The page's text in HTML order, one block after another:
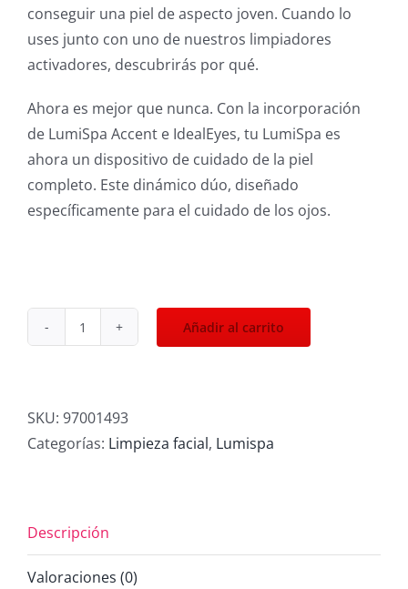
conseguir una piel de aspecto joven. Cuando lo
uses junto con uno de nuestros limpiadores
activadores, descubrirás por qué.
Ahora es mejor que nunca. Con la incorporación
de LumiSpa Accent e IdealEyes, tu LumiSpa es
ahora un dispositivo de cuidado de la piel
completo. Este dinámico dúo, diseñado
específicamente para el cuidado de los ojos.
Gel
Para
Piel
Añadir al carrito
SKU: 97001493
Categorías: Limpieza facial, Lumispa
Descripción
Valoraciones (0)